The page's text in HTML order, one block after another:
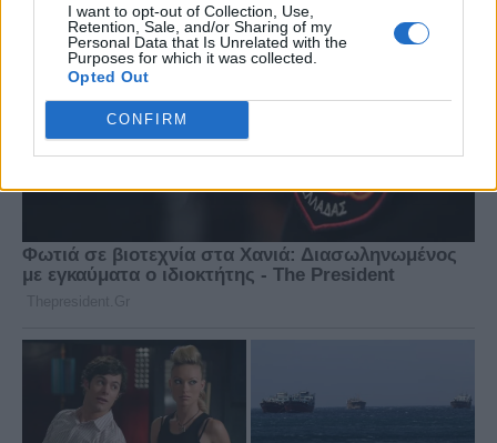
I want to opt-out of Collection, Use,
Retention, Sale, and/or Sharing of my
Personal Data that Is Unrelated with the
Purposes for which it was collected.
Opted Out
CONFIRM